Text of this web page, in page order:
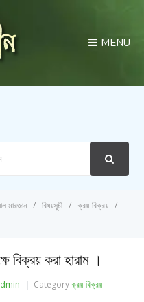
MENU
মারজান বিষয়সূচী
ক্রয়-বিক্রয়
বিক্রয় করা হারাম ।
Categoryক্রয়-বিক্রয়